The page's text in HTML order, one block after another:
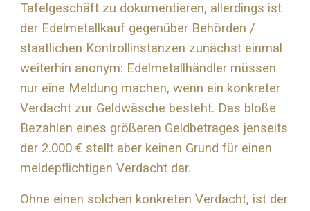
Tafelgeschäft zu dokumentieren, allerdings ist
der Edelmetallkauf gegenüber Behörden /
staatlichen Kontrollinstanzen zunächst einmal
weiterhin anonym: Edelmetallhändler müssen
nur eine Meldung machen, wenn ein konkreter
Verdacht zur Geldwäsche besteht. Das bloße
Bezahlen eines größeren Geldbetrages jenseits
der 2.000 € stellt aber keinen Grund für einen
meldepflichtigen Verdacht dar.
Ohne einen solchen konkreten Verdacht, ist der